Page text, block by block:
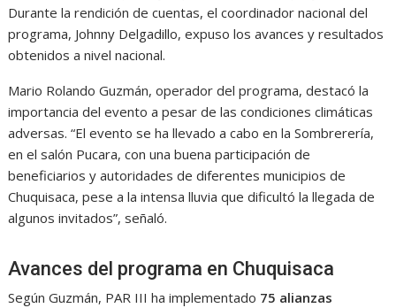
Durante la rendición de cuentas, el coordinador nacional del
programa, Johnny Delgadillo, expuso los avances y resultados
obtenidos a nivel nacional.
Mario Rolando Guzmán, operador del programa, destacó la
importancia del evento a pesar de las condiciones climáticas
adversas. “El evento se ha llevado a cabo en la Sombrerería,
en el salón Pucara, con una buena participación de
beneficiarios y autoridades de diferentes municipios de
Chuquisaca, pese a la intensa lluvia que dificultó la llegada de
algunos invitados”, señaló.
Avances del programa en Chuquisaca
Según Guzmán, PAR III ha implementado 75 alianzas